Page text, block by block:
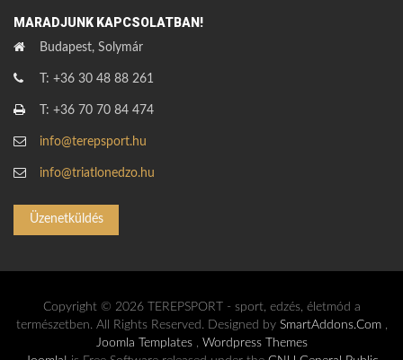
MARADJUNK KAPCSOLATBAN!
Budapest, Solymár
T: +36 30 48 88 261
T: +36 70 70 84 474
info@terepsport.hu
info@triatlonedzo.hu
Üzenetküldés
Copyright © 2026 TEREPSPORT - sport, edzés, életmód a
természetben. All Rights Reserved. Designed by SmartAddons.Com,
Joomla Templates, Wordpress Themes